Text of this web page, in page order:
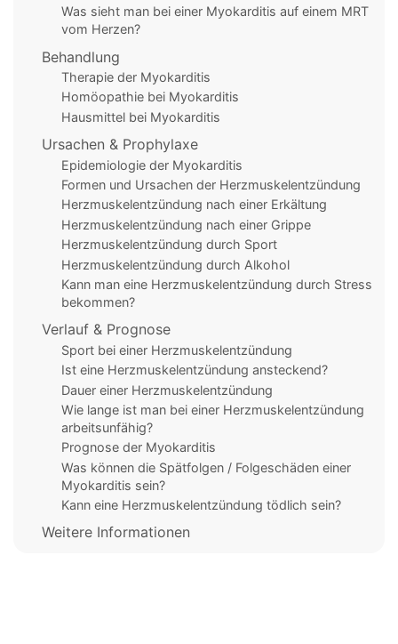
Was sieht man bei einer Myokarditis auf einem MRT
vom Herzen?
Behandlung
Therapie der Myokarditis
Homöopathie bei Myokarditis
Hausmittel bei Myokarditis
Ursachen & Prophylaxe
Epidemiologie der Myokarditis
Formen und Ursachen der Herzmuskelentzündung
Herzmuskelentzündung nach einer Erkältung
Herzmuskelentzündung nach einer Grippe
Herzmuskelentzündung durch Sport
Herzmuskelentzündung durch Alkohol
Kann man eine Herzmuskelentzündung durch Stress
bekommen?
Verlauf & Prognose
Sport bei einer Herzmuskelentzündung
Ist eine Herzmuskelentzündung ansteckend?
Dauer einer Herzmuskelentzündung
Wie lange ist man bei einer Herzmuskelentzündung
arbeitsunfähig?
Prognose der Myokarditis
Was können die Spätfolgen / Folgeschäden einer
Myokarditis sein?
Kann eine Herzmuskelentzündung tödlich sein?
Weitere Informationen